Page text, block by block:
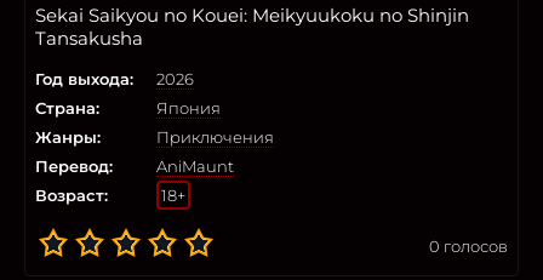
Sekai Saikyou no Kouei: Meikyuukoku no Shinjin
Tansakusha
Год выхода:
2026
Страна:
Япония
Жанры:
Приключения
Перевод:
AniMaunt
Возраст:
18+
0 голосов